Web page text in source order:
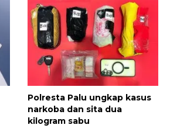
Polresta Palu ungkap kasus
narkoba dan sita dua
kilogram sabu